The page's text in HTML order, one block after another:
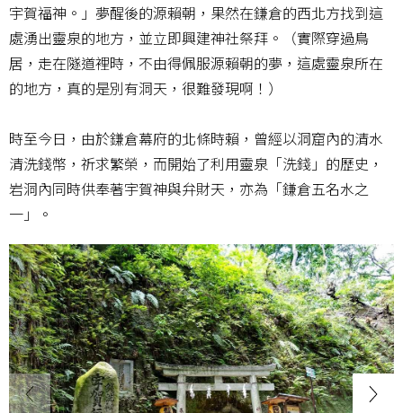
宇賀福神。」夢醒後的源賴朝，果然在鎌倉的西北方找到這
處湧出靈泉的地方，並立即興建神社祭拜。（實際穿過鳥
居，走在隧道裡時，不由得佩服源賴朝的夢，這處靈泉所在
的地方，真的是別有洞天，很難發現啊！）
時至今日，由於鎌倉幕府的北條時賴，曾經以洞窟內的清水
清洗錢幣，祈求繁榮，而開始了利用靈泉「洗錢」的歷史，
岩洞內同時供奉著宇賀神與弁財天，亦為「鎌倉五名水之
一」。